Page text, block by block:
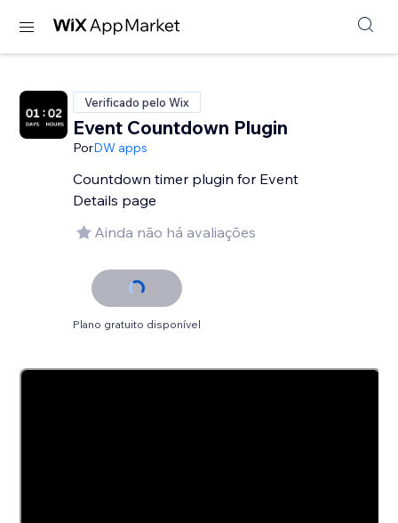
Verificado pelo Wix
Event Countdown Plugin
PorDW apps
Countdown timer plugin for Event
Details page
Ainda não há avaliações
Plano gratuito disponível